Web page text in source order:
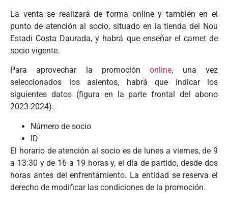
La venta se realizará de forma online y también en el
punto de atención al socio, situado en la tienda del Nou
Estadi Costa Daurada, y habrá que enseñar el carnet de
socio vigente.
Para aprovechar la promociónonline, una vez
seleccionados los asientos, habrá que indicar los
siguientes datos (figura en la parte frontal del abono
2023-2024).
Número de socio
ID
El horario de atención al socio es de lunes a viernes, de 9
a 13:30 y de 16 a 19 horas y, el día de partido, desde dos
horas antes del enfrentamiento. La entidad se reserva el
derecho de modificar las condiciones de la promoción.